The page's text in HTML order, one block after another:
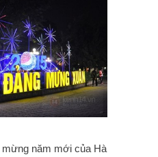
mừng năm mới của Hà